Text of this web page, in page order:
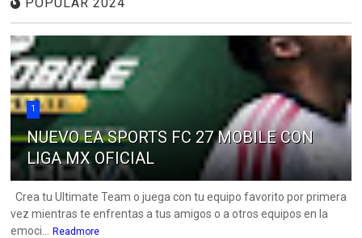
1
NUEVO EA SPORTS FC 27 MOBILE CON
LIGA MX OFICIAL
Crea tu Ultimate Team o juega con tu equipo favorito por primera
vez mientras te enfrentas a tus amigos o a otros equipos en la
emoci...
Readmore